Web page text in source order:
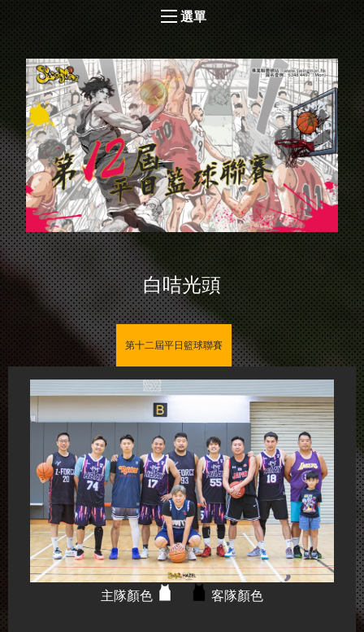
選單
白咭光頭
第十二屆平日籃球聯賽
主隊顏色 客隊顏色